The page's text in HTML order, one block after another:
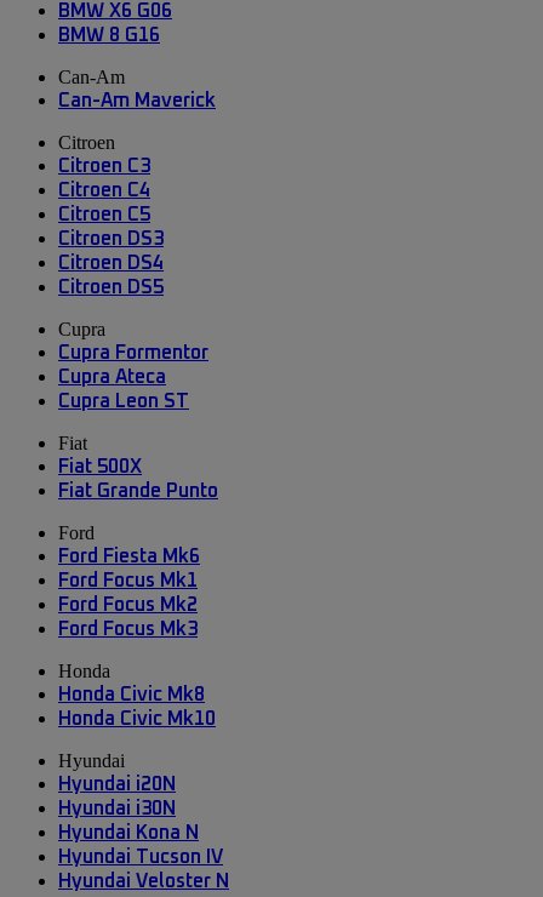
BMW X6 G06
BMW 8 G16
Can-Am
Can-Am Maverick
Citroen
Citroen C3
Citroen C4
Citroen C5
Citroen DS3
Citroen DS4
Citroen DS5
Cupra
Cupra Formentor
Cupra Ateca
Cupra Leon ST
Fiat
Fiat 500X
Fiat Grande Punto
Ford
Ford Fiesta Mk6
Ford Focus Mk1
Ford Focus Mk2
Ford Focus Mk3
Honda
Honda Civic Mk8
Honda Civic Mk10
Hyundai
Hyundai i20N
Hyundai i30N
Hyundai Kona N
Hyundai Tucson IV
Hyundai Veloster N